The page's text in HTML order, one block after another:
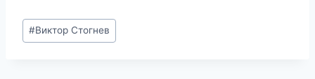
Метки
записи:
#Виктор Стогнев